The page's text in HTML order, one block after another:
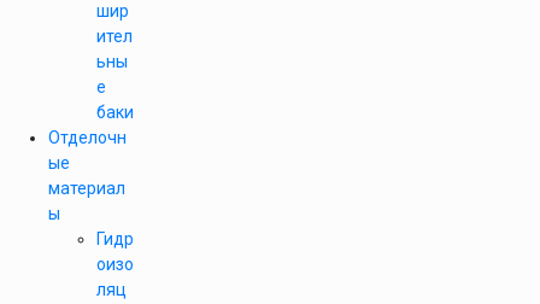
шир
ител
ьны
е
баки
Отделочн
ые
материал
ы
Гидр
оизо
ляц